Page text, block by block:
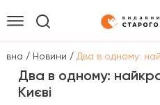
/ Новини / Два в одному:
Два в одному:
Києві